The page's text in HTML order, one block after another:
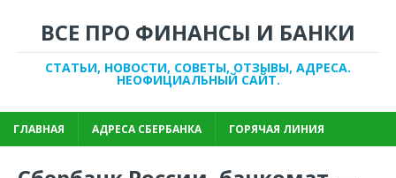
ВСЕ ПРО ФИНАНСЫ И БАНКИ
СТАТЬИ, НОВОСТИ, СОВЕТЫ, ОТЗЫВЫ, АДРЕСА.
НЕОФИЦИАЛЬНЫЙ САЙТ.
ГЛАВНАЯ АДРЕСА СБЕРБАНКА ГОРЯЧАЯ ЛИНИЯ